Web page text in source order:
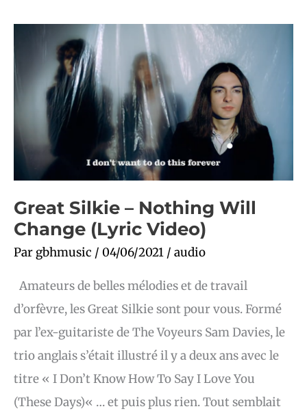
Great Silkie – Nothing Will
Change (Lyric Video)
Par gbhmusic / 04/06/2021 / audio
Amateurs de belles mélodies et de travail
d’orfèvre, les Great Silkie sont pour vous. Formé
par l’ex-guitariste de The Voyeurs Sam Davies, le
trio anglais s’était illustré il y a deux ans avec le
titre « I Don’t Know How To Say I Love You
(These Days)« … et puis plus rien. Tout semblait
Great
Nothing
Will
Change
(Lyric
Video)